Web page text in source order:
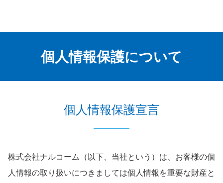
個人情報保護について
個人情報保護宣言
株式会社ナルコーム（以下、当社という）は、お客様の個
人情報の取り扱いにつきましては個人情報を重要な財産と